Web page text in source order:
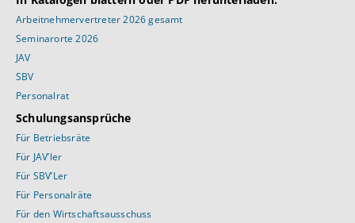
Arbeitnehmervertreter 2026 gesamt
Seminarorte 2026
JAV
SBV
Personalrat
Schulungsansprüche
Für Betriebsräte
Für JAV’ler
Für SBV’Ler
Für Personalräte
Für den Wirtschaftsausschuss